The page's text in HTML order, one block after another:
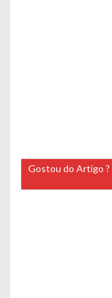
Gostou do Artigo ?